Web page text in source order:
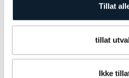
Tillat
tillat
Ikke
Reiseleder fra Temareiser
innsjekk, samt være tilstede for